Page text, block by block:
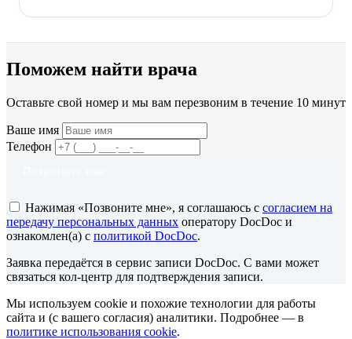
Поможем найти врача
Оставьте свой номер и мы вам перезвоним в течение 10 минут
Ваше имя
Телефон
Нажимая «Позвоните мне», я соглашаюсь с согласием на
передачу персональных данных оператору DocDoc и
ознакомлен(а) с политикой DocDoc.
Заявка передаётся в сервис записи DocDoc. С вами может
связаться кол-центр для подтверждения записи.
Мы используем cookie и похожие технологии для работы
сайта и (с вашего согласия) аналитики. Подробнее — в
политике использования cookie.